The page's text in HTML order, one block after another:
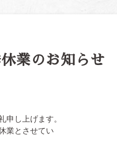
業のお知らせ
申し上げます。
業とさせてい